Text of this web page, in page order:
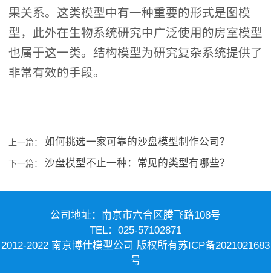
果关系。这类模型中有一种重要的形式是图模
型，此外在生物系统研究中广泛使用的房室模型
也属于这一类。结构模型为研究复杂系统提供了
非常有效的手段。
上一篇： 如何挑选一家可靠的沙盘模型制作公司？
下一篇： 沙盘模型不止一种：常见的类型有哪些？
公司地址：南京市六合区腾飞路108号
TEL：025-57102871
2012-2022 南京博仕模型公司 版权所有苏ICP备2021021683
号